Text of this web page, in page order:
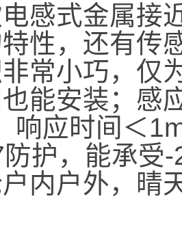
感式金属接
性，还有传
常小巧，仅
能安装；感
响应时间＜
防护，能承
内户外，晴